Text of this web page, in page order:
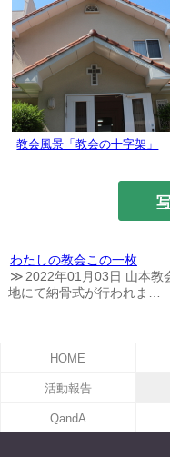
教会風景「教会の十字架」
わたしの教会この一枚
2022年01月03日 山本教
地にて納骨式が行われま…
HOME
活動報告
QandA